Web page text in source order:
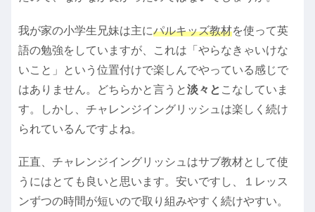
我が家の小学生兄妹は主にパルキッズ教材を使って英
語の勉強をしていますが、これは「やらなきゃいけな
いこと」という位置付けで楽しんでやっている感じで
はありません。どちらかと言うと淡々と こなしていま
す。しかし、チャレンジイングリッシュは楽しく続け
られているんですよね。
正直、チャレンジイングリッシュはサブ教材として使
うにはとても良いと思います。安いですし、１レッス
ンずつの時間が短いので取り組みやすく続けやすい。